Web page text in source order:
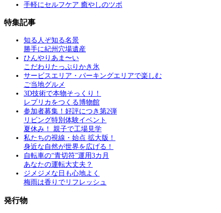
手軽にセルフケア 癒やしのツボ
特集記事
知る人ぞ知る名景
勝手に紀州穴場遺産
ひんやりあま〜い
こだわりたっぷりかき氷
サービスエリア・パーキングエリアで楽しむ
ご当地グルメ
3D技術で本物そっくり！
レプリカをつくる博物館
参加者募集！好評につき第2弾
リビング特別体験イベント
夏休み！ 親子で工場見学
私たちの視線・始点 拡大版！
身近な自然が世界を広げる！
自転車の“青切符”運用3カ月
あなたの運転大丈夫？
ジメジメな日も心地よく
梅雨は香りでリフレッシュ
発行物